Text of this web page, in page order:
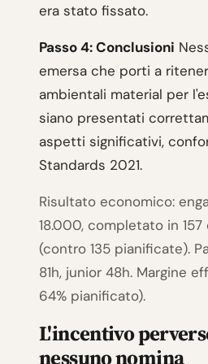
era stato fissato.
Passo 4: Conclusioni
emersa che porti a
ambientali material per
siano presentati
aspetti significativi,
Standards 2021.
Risultato economico:
18.000, completato in
(contro 135 pianificate).
81h, junior 48h. Margine
64% pianificato).
L'incentivo
nessuno nomina